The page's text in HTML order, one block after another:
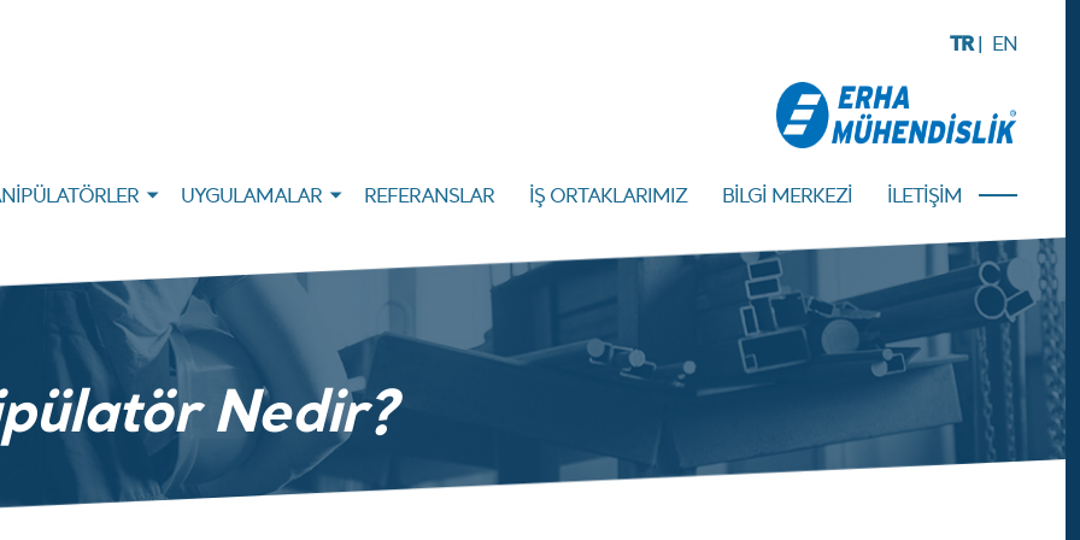
TR| EN
UYGULAMALAR REFERANSLAR İŞ ORTAKLARIMIZ BİLGİ MERKEZİ İLETİŞİM
Nedir?